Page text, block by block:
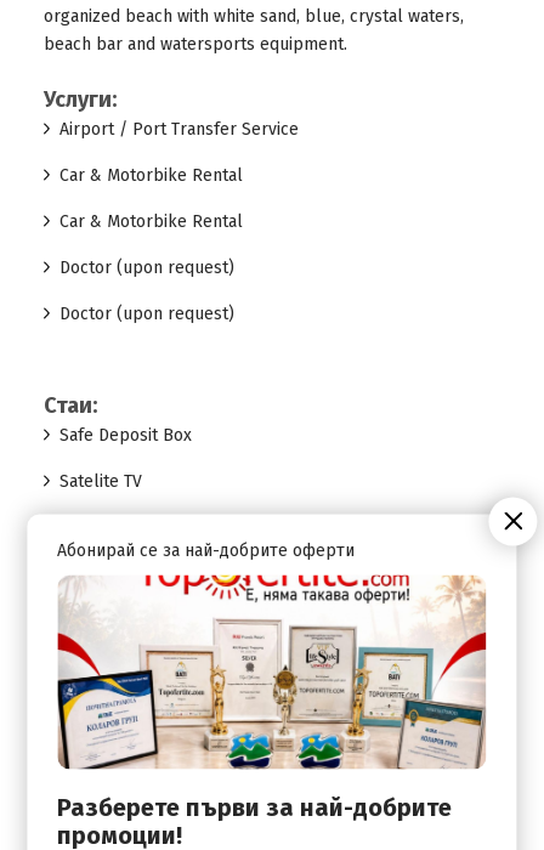
organized beach with white sand, blue, crystal waters,
beach bar and watersports equipment.
Услуги:
Airport / Port Transfer Service
Car & Motorbike Rental
Car & Motorbike Rental
Doctor (upon request)
Doctor (upon request)
Стаи:
Safe Deposit Box
Satelite TV
В хотела:
24-Hour Reception / Front Desk
Travel Desk
Wi-Fi Internet Access
Абонирай се за най-добрите оферти
Разберете първи за най-добрите
промоции!